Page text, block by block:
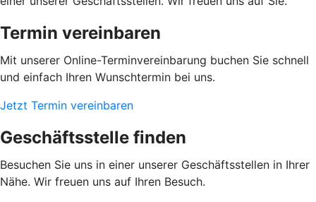
Termin vereinbaren
Mit unserer Online-Terminvereinbarung buchen Sie schnell
und einfach Ihren Wunschtermin bei uns.
Jetzt Termin vereinbaren
Geschäftsstelle finden
Besuchen Sie uns in einer unserer Geschäftsstellen in Ihrer
Nähe. Wir freuen uns auf Ihren Besuch.